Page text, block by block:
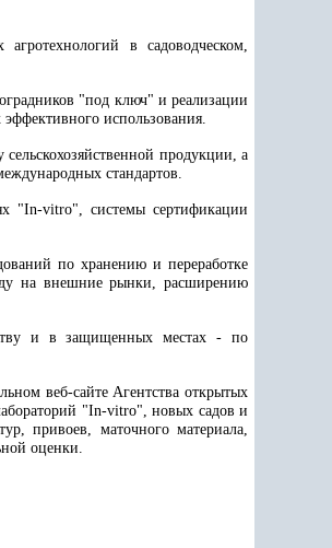
в садоводческом,
"под ключ" и реализации
использования.
продукции, а
стандартов.
"In-vitro", системы сертификации
по хранению и переработке
на внешние рынки, расширению
и в защищенных местах - по
веб-сайте Агентства открытых
"In-vitro", новых садов и
привоев, маточного материала,
оценки.